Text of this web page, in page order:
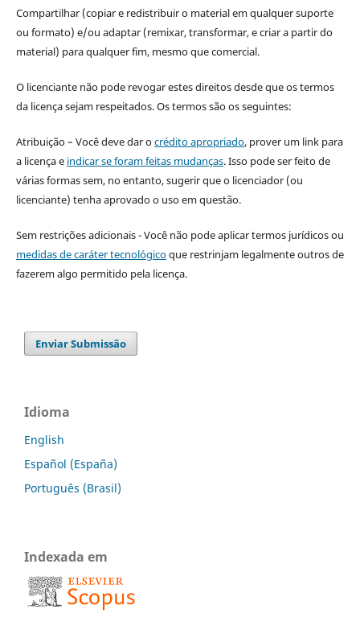
Compartilhar (copiar e redistribuir o material em qualquer suporte
ou formato) e/ou adaptar (remixar, transformar, e criar a partir do
material) para qualquer fim, mesmo que comercial.
O licenciante não pode revogar estes direitos desde que os termos
da licença sejam respeitados. Os termos são os seguintes:
Atribuição – Você deve dar ocrédito apropriado, prover um link para
a licença e indicar se foram feitas mudanças. Isso pode ser feito de
várias formas sem, no entanto, sugerir que o licenciador (ou
licenciante) tenha aprovado o uso em questão.
Sem restrições adicionais - Você não pode aplicar termos jurídicos ou
medidas de caráter tecnológicoque restrinjam legalmente outros de
fazerem algo permitido pela licença.
Enviar Submissão
Idioma
English
Español (España)
Português (Brasil)
Indexada em